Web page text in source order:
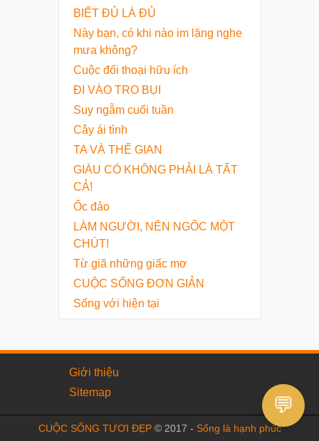
BIẾT ĐỦ LÀ ĐỦ
Này bạn, có khi nào im lặng nghe
mưa không?
Cuộc đối thoại hữu ích
ĐI VÀO TRO BỤI
Suy ngẫm cuối tuần
Cây ái tình
TA VÀ THẾ GIAN
GIÀU CÓ KHÔNG PHẢI LÀ TẤT
CẢ!
Ốc đảo
LÀM NGƯỜI, NÊN NGỐC MỘT
CHÚT!
Từ giã những giấc mơ
CUỘC SỐNG ĐƠN GIẢN
Sống với hiện tại
Giới thiệu
Sitemap
CUỘC SỐNG TƯƠI ĐẸP© 2017 - Sống là hạnh phúc
💬